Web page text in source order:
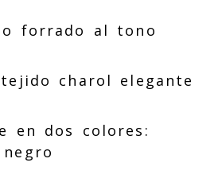
forrado al tono
charol elegante
en dos colores: